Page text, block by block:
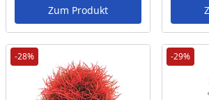
Zum Produkt
-28% -29%